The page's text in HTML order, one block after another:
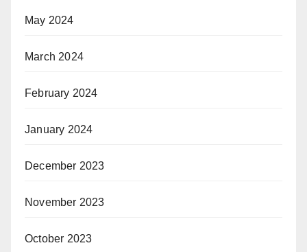
May 2024
March 2024
February 2024
January 2024
December 2023
November 2023
October 2023